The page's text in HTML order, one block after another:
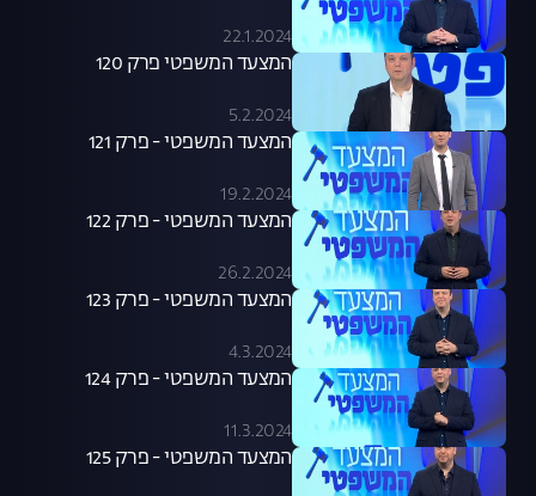
22.1.2024
המצעד המשפטי פרק 120
5.2.2024
המצעד המשפטי - פרק 121
19.2.2024
המצעד המשפטי - פרק 122
26.2.2024
המצעד המשפטי - פרק 123
4.3.2024
המצעד המשפטי - פרק 124
11.3.2024
המצעד המשפטי - פרק 125